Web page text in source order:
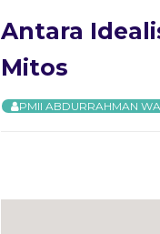
Antara
Mitos
PMII ABDURRAHMAN